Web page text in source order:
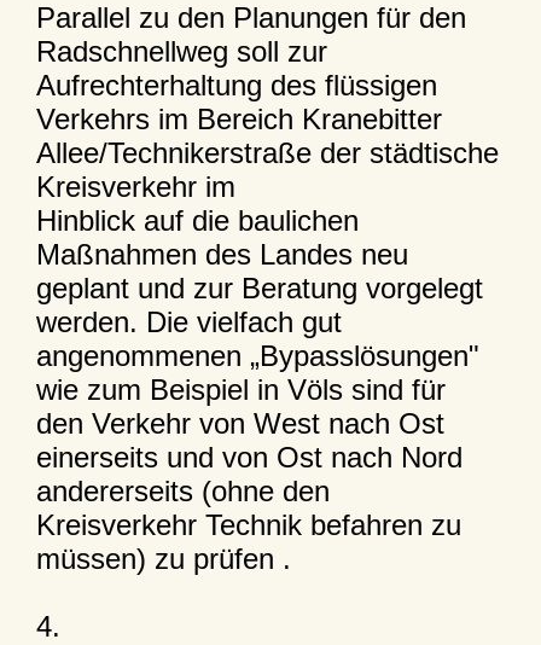
Parallel zu den Planungen für den
Radschnellweg soll zur
Aufrechterhaltung des flüssigen
Verkehrs im Bereich Kranebitter
Allee/Technikerstraße der städtische
Kreisverkehr im
Hinblick auf die baulichen
Maßnahmen des Landes neu
geplant und zur Beratung vorgelegt
werden. Die vielfach gut
angenommenen „Bypasslösungen"
wie zum Beispiel in Völs sind für
den Verkehr von West nach Ost
einerseits und von Ost nach Nord
andererseits (ohne den
Kreisverkehr Technik befahren zu
müssen) zu prüfen .
4.